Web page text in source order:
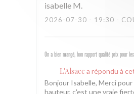
isabelle M
2026-07-30 - 19:30 -
On a bien mangé, bon rapport qualité prix pour
L'Alsace a répondu à
Bonjour Isabelle, Merci
hauteur, c'est une vraie